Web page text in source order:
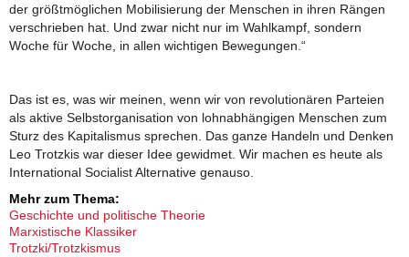
der größtmöglichen Mobilisierung der Menschen in ihren Rängen
verschrieben hat. Und zwar nicht nur im Wahlkampf, sondern
Woche für Woche, in allen wichtigen Bewegungen.“
Das ist es, was wir meinen, wenn wir von revolutionären Parteien
als aktive Selbstorganisation von lohnabhängigen Menschen zum
Sturz des Kapitalismus sprechen. Das ganze Handeln und Denken
Leo Trotzkis war dieser Idee gewidmet. Wir machen es heute als
International Socialist Alternative genauso.
Mehr zum Thema:
Geschichte und politische Theorie
Marxistische Klassiker
Trotzki/Trotzkismus